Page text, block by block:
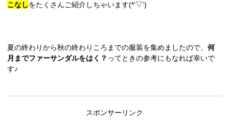
こなしをたくさんご紹介しちゃいます(*’▽’)
夏の終わりから秋の終わりころまでの服装を集めましたので、何
月までファーサンダルをはく？ ってときの参考にもなれば幸いで
す♪
スポンサーリンク